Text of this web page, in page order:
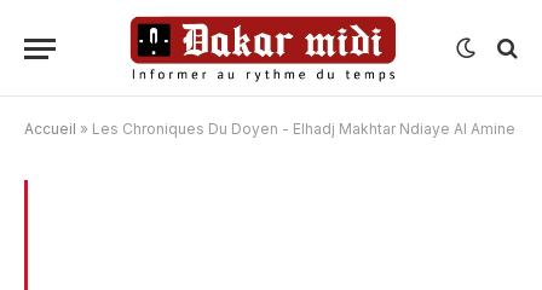
Accueil » Les Chroniques Du Doyen - Elhadj Makhtar Ndiaye Al Amine